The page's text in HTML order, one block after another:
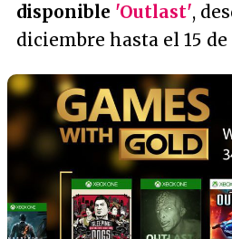
disponible 'Outlast',
diciembre hasta el 15 de